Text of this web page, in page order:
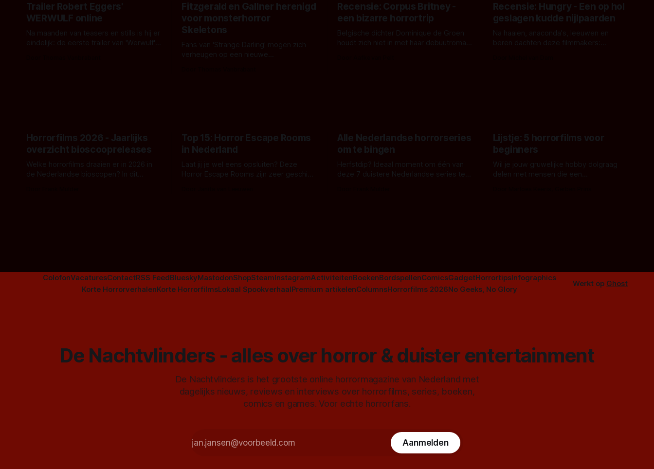
Trailer Robert Eggers'
WERWULF online
Na maanden van teasers en stills is hij er
eindelijk: de eerste trailer van 'Werwulf'.
Fitzgerald en Gallner herenigd
voor monsterhorror
Skeletons
Fans van 'Strange Darling' mogen zich
verheugen op een nieuwe
Recensie: Corpus Britney -
een bizarre horrortrip
Belgische dichter Dominique de Groen
houdt zich niet in met haar debuutroman.
Recensie: Hungry - Een op hol
geslagen kudde nijlpaarden
Na haaien, anaconda's, leeuwen en
beren dachten deze filmmakers:
Horrorfilms 2026 - Jaarlijks
overzicht bioscoopreleases
Welke horrorfilms draaien er in 2026 in
de Nederlandse bioscopen? In dit
Top 15: Horror Escape Rooms
in Nederland
Laat jij je wel eens opsluiten? Deze
Horror Escape Rooms zijn zeer geschikt
Alle Nederlandse horrorseries
om te bingen
Herfstdip? Ideaal moment om één van
deze 7 duistere Nederlandse series te
Lijstje: 5 horrorfilms voor
beginners
Wil je jouw gruwelijke hobby dolgraag
delen met mensen die een
ColofonVacaturesContactRSS FeedBlueskyMastodonShopSteamInstagramActiviteitenBoekenBordspellenComicsGadgetHorrortipsInfographics
Korte HorrorverhalenKorte HorrorfilmsLokaal SpookverhaalPremium artikelenColumnsHorrorfilms 2026No Geeks, No Glory
Werkt op Ghost
De Nachtvlinders - alles over horror & duister entertainment
De Nachtvlinders is het grootste online horrormagazine van Nederland met
dagelijks nieuws, reviews en interviews over horrorfilms, series, boeken,
comics en games. Voor echte horrorfans.
Aanmelden